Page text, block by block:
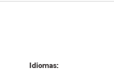
Idiomas: